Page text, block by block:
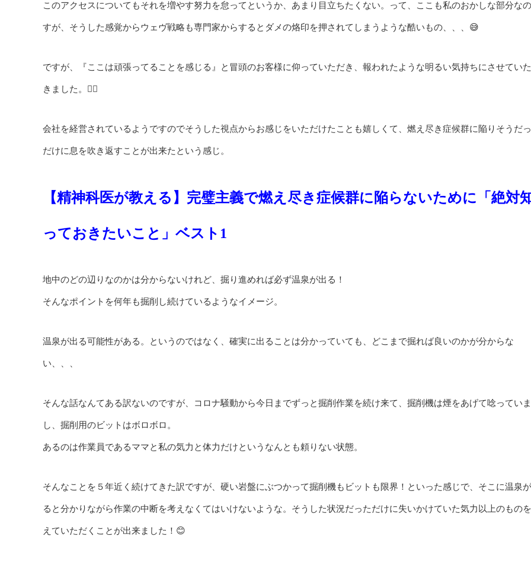
このアクセスについてもそれを増やす努力を怠ってというか、あまり目立ちたくない。って、ここも私のおかしな部分な
すが、そうした感覚からウェヴ戦略も専門家からするとダメの烙印を押されてしまうような酷いもの、、、😅
ですが、『ここは頑張ってることを感じる』と冒頭のお客様に仰っていただき、報われたような明るい気持ちにさせてい
きました。🙇‍♀️
会社を経営されているようですのでそうした視点からお感じをいただけたことも嬉しくて、燃え尽き症候群に陥りそうだ
だけに息を吹き返すことが出来たという感じ。
【精神科医が教える】完璧主義で燃え尽き症候群に陥らないために「絶対
っておきたいこと」ベスト1
地中のどの辺りなのかは分からないけれど、掘り進めれば必ず温泉が出る！
そんなポイントを何年も掘削し続けているようなイメージ。
温泉が出る可能性がある。というのではなく、確実に出ることは分かっていても、どこまで掘れば良いのかが分からな
い、、、
そんな話なんてある訳ないのですが、コロナ騒動から今日までずっと掘削作業を続け来て、掘削機は煙をあげて唸ってい
し、掘削用のビットはボロボロ。
あるのは作業員であるママと私の気力と体力だけというなんとも頼りない状態。
そんなことを５年近く続けてきた訳ですが、硬い岩盤にぶつかって掘削機もビットも限界！といった感じで、そこに温泉
ると分かりながら作業の中断を考えなくてはいけないような。そうした状況だっただけに失いかけていた気力以上のもの
えていただくことが出来ました！😊